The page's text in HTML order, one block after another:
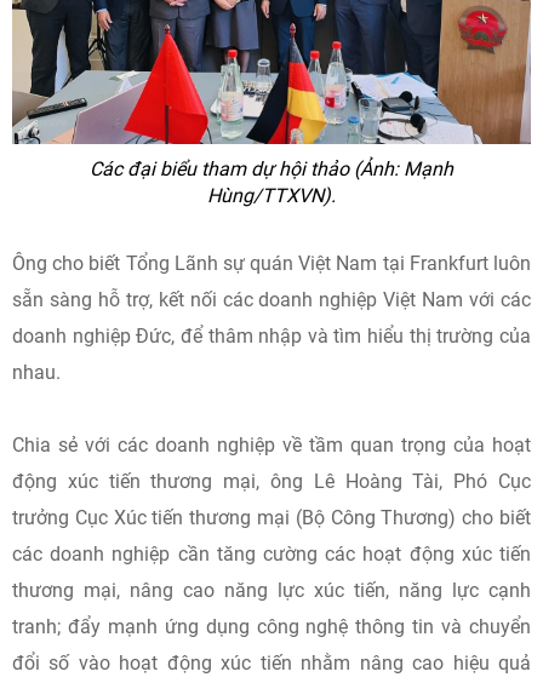
Các đại biểu tham dự hội thảo (Ảnh: Mạnh
Hùng/TTXVN).
Ông cho biết Tổng Lãnh sự quán Việt Nam tại Frankfurt luôn
sẵn sàng hỗ trợ, kết nối các doanh nghiệp Việt Nam với các
doanh nghiệp Đức, để thâm nhập và tìm hiểu thị trường của
nhau.
Chia sẻ với các doanh nghiệp về tầm quan trọng của hoạt
động xúc tiến thương mại, ông Lê Hoàng Tài, Phó Cục
trưởng Cục Xúc tiến thương mại (Bộ Công Thương) cho biết
các doanh nghiệp cần tăng cường các hoạt động xúc tiến
thương mại, nâng cao năng lực xúc tiến, năng lực cạnh
tranh; đẩy mạnh ứng dụng công nghệ thông tin và chuyển
đổi số vào hoạt động xúc tiến nhằm nâng cao hiệu quả